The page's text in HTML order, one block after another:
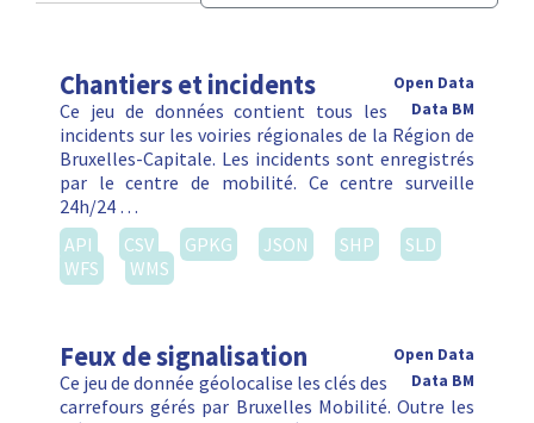
Chantiers et incidents
Open Data
Data BM
Ce jeu de données contient tous les
incidents sur les voiries régionales de la Région de
Bruxelles-Capitale. Les incidents sont enregistrés
par le centre de mobilité. Ce centre surveille
24h/24 …
API
CSV GPKG JSON SHP
SLD
WFS
WMS
Feux de signalisation
Open Data
Data BM
Ce jeu de donnée géolocalise les clés des
carrefours gérés par Bruxelles Mobilité. Outre les